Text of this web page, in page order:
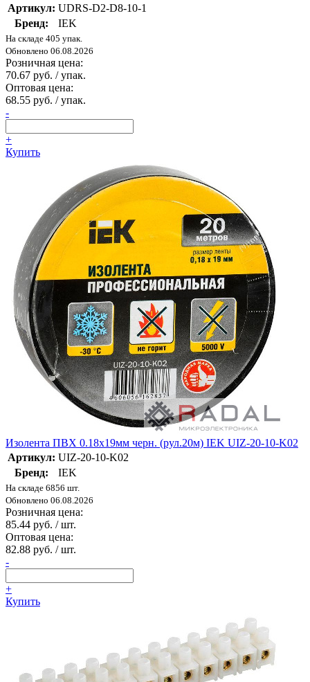
Артикул: UDRS-D2-D8-10-1
Бренд:
IEK
На складе 405 упак.
Обновлено 06.08.2026
Розничная цена:
70.67 руб. / упак.
Оптовая цена:
68.55 руб. / упак.
-
+
Купить
Изолента ПВХ 0.18х19мм черн. (рул.20м) IEK UIZ-20-10-K02
Артикул: UIZ-20-10-K02
Бренд:
IEK
На складе 6856 шт.
Обновлено 06.08.2026
Розничная цена:
85.44 руб. / шт.
Оптовая цена:
82.88 руб. / шт.
-
+
Купить